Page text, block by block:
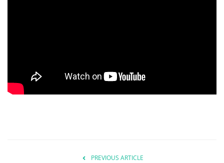
राजनीतिक
PREVIOUS ARTICLE